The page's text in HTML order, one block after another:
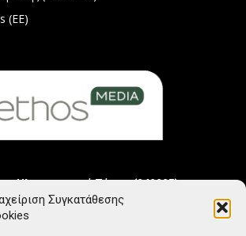
Συγκατάθεσης
(ΕΕ)
Ηλεκτρονικού Τύπου (242225)